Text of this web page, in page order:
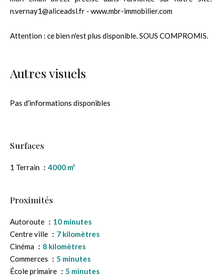
n.vernay1@aliceadsl.fr - www.mbr-immobilier.com
Attention : ce bien n'est plus disponible. SOUS COMPROMIS.
Autres visuels
Pas d'informations disponibles
Surfaces
1 Terrain 4000 m²
Proximités
Autoroute
10 minutes
Centre ville
7 kilomètres
Cinéma
8 kilomètres
Commerces
5 minutes
École primaire
5 minutes